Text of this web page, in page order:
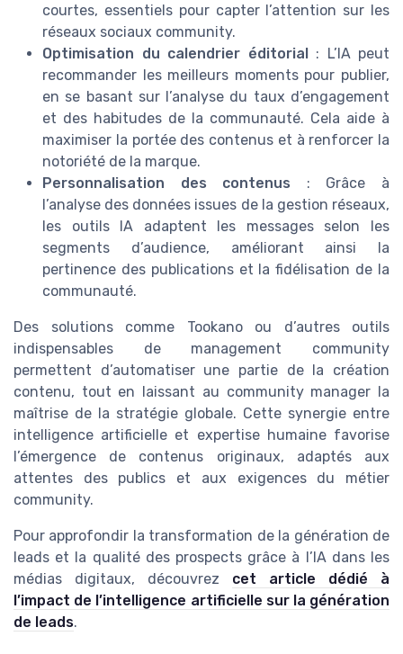
courtes, essentiels pour capter l’attention sur les
réseaux sociaux community.
Optimisation du calendrier éditorial: L’IA peut
recommander les meilleurs moments pour publier,
en se basant sur l’analyse du taux d’engagement
et des habitudes de la communauté. Cela aide à
maximiser la portée des contenus et à renforcer la
notoriété de la marque.
Personnalisation des contenus : Grâce à
l’analyse des données issues de la gestion réseaux,
les outils IA adaptent les messages selon les
segments d’audience, améliorant ainsi la
pertinence des publications et la fidélisation de la
communauté.
Des solutions comme Tookano ou d’autres outils
indispensables de management community
permettent d’automatiser une partie de la création
contenu, tout en laissant au community manager la
maîtrise de la stratégie globale. Cette synergie entre
intelligence artificielle et expertise humaine favorise
l’émergence de contenus originaux, adaptés aux
attentes des publics et aux exigences du métier
community.
Pour approfondir la transformation de la génération de
leads et la qualité des prospects grâce à l’IA dans les
médias digitaux, découvrez cet article dédié à
l’impact de l’intelligence artificielle sur la génération
de leads.